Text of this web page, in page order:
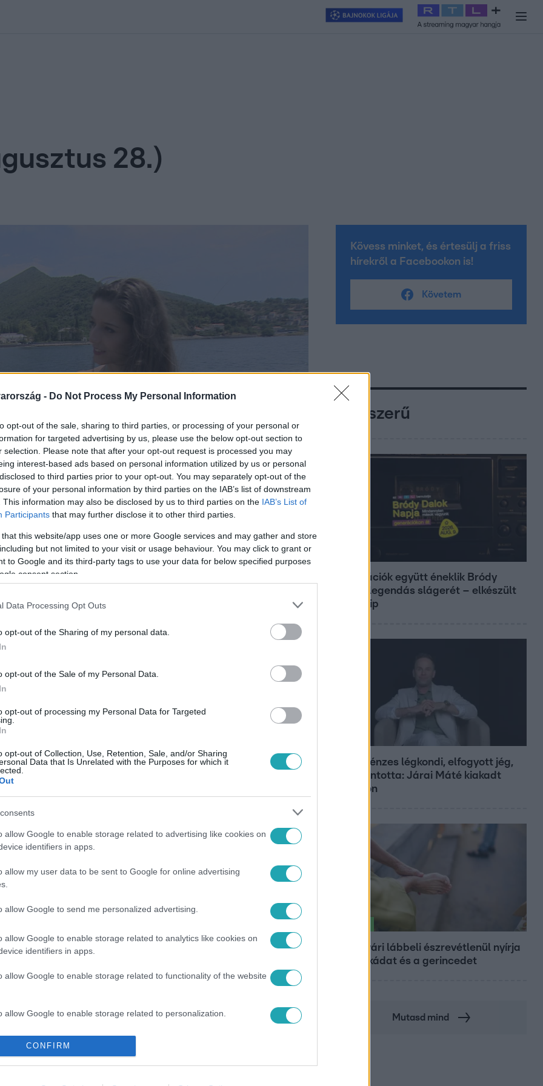
- Do Not Process My Personal Information
opt-out of the sale, sharing to third parties, or processing of your personal or
for targeted advertising by us, please use the below opt-out section to
selection. Please note that after your opt-out request is processed you may
interest-based ads based on personal information utilized by us or personal
to third parties prior to your opt-out. You may separately opt-out of the
of your personal information by third parties on the IAB’s list of downstream
This information may also be disclosed by us to third parties on the IAB’s List of
Participants that may further disclose it to other third parties.
that this website/app uses one or more Google services and may gather and store
but not limited to your visit or usage behaviour. You may click to grant or
to Google and its third-party tags to use your data for below specified purposes
consent section.
Data Processing Opt Outs
opt-out of the Sharing of my personal data.
opt-out of the Sale of my Personal Data.
opt-out of processing my Personal Data for Targeted
opt-out of Collection, Use, Retention, Sale, and/or Sharing
Data that Is Unrelated with the Purposes for which it
allow Google to enable storage related to advertising like cookies on
identifiers in apps.
allow my user data to be sent to Google for online advertising
allow Google to send me personalized advertising.
allow Google to enable storage related to analytics like cookies on
identifiers in apps.
allow Google to enable storage related to functionality of the website
allow Google to enable storage related to personalization.
allow Google to enable storage related to security, including
functionality and fraud prevention, and other user protection.
CONFIRM
Exek csatája 2026 Celeb vagyok, ments ki innen
28.)
utaznak. Milán reggel még
Bécy házasságát. Maja teljesen
az
legyen a Google-találatokban!
# ÉNB # KIRA #BÉCY #HÁZASSÁG #LEJÁRATÁS
Kövess minket, és értesülj a friss
hírekről a Facebookon is!
Követem
Népszerű
Generációk együtt éneklik Bródy
János legendás slágerét – elkészült
az új klip
Pluszpénzes légkondi, elfogyott jég,
zöld rántotta: Járai Máté kiakadt
Siófokon
Ez a nyári lábbeli észrevétlenül nyírja
ki a bokádat és a gerincedet
Mutasd mind